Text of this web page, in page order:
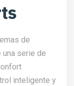
de
serie de
inteligente y